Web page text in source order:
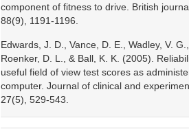
component of fitness to drive. British
88(9), 1191-1196.
Edwards, J. D., Vance, D. E., Wadley, V.
Roenker, D. L., & Ball, K. K. (2005).
useful field of view test scores as
computer. Journal of clinical and
27(5), 529-543.